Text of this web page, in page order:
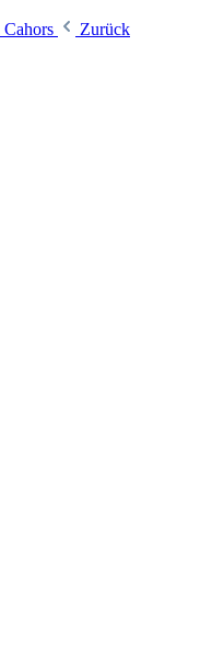
Cahors
Zurück